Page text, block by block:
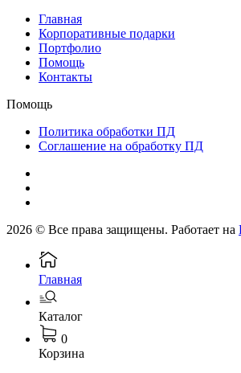
Главная
Корпоративные подарки
Портфолио
Помощь
Контакты
Помощь
Политика обработки ПД
Соглашение на обработку ПД
2026 © Все права защищены. Работает на
Главная
Каталог
0
Корзина